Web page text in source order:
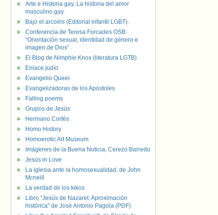
Arte e Historia gay. La historia del amor
masculino gay.
Bajo el arcoíris (Editorial infantil LGBT).
Conferencia de Teresa Forcades OSB:
“Orientación sexual, identidad de género e
imagen de Dios” .
El Blog de Nimphie Knox (literatura LGTB)
Enlace judío
Evangelio Queer.
Evangelizadoras de los Apóstoles
Falling poems
Grupos de Jesús
Hermano Cortés
Homo History
Homoerotic Art Museum
Imágenes de la Buena Noticia, Cerezo Barredo
Jesús in Love
La iglesia ante la homosexualidad, de John
Mcneill
La verdad de los kikos
Libro "Jesús de Nazaret. Aproximación
histórica" de José Antonio Pagola (PDF)